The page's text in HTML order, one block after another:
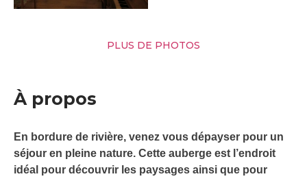
PLUS DE PHOTOS
À propos
En bordure de rivière, venez vous dépayser pour un
séjour en pleine nature. Cette auberge est l’endroit
idéal pour découvrir les paysages ainsi que pour